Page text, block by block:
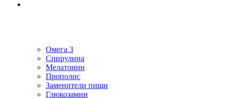
Омега 3
Спирулина
Мелатонин
Прополис
Заменители пищи
Глюкозамин